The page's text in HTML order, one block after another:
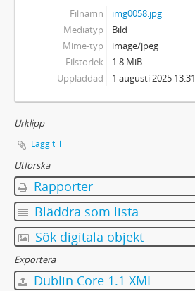
Filnamn
img0058.jpg
Mediatyp
Bild
Mime-typ
image/jpeg
Filstorlek
1.8 MiB
Uppladdad
1 augusti 2025 13.31
Urklipp
Lägg till
Utforska
Rapporter
Bläddra som lista
Sök digitala objekt
Exportera
Dublin Core 1.1 XML